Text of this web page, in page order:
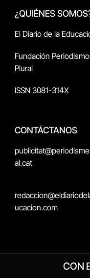
¿QUIÉNES
El Diario de la
Fundación Periodismo
Plural
ISSN 3081-314X
CONTÁCTANOS
al.cat
ucacion.com
CON